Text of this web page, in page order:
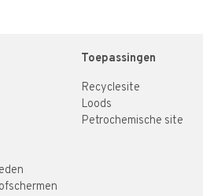
Toepassingen
Recyclesite
Loods
Petrochemische site